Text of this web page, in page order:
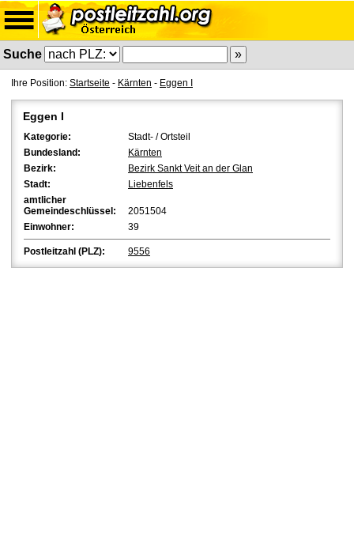
Suche
Ihre Position: Startseite - Kärnten - Eggen I
Eggen I
Kategorie:
Stadt- / Ortsteil
Bundesland:
Kärnten
Bezirk:
Bezirk Sankt Veit an der Glan
Stadt:
Liebenfels
amtlicher
Gemeindeschlüssel:
2051504
Einwohner:
39
Postleitzahl (PLZ): 9556